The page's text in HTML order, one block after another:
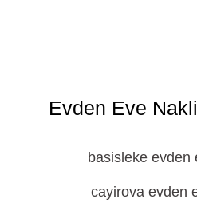
Evden Eve
basisleke evden
cayirova evden